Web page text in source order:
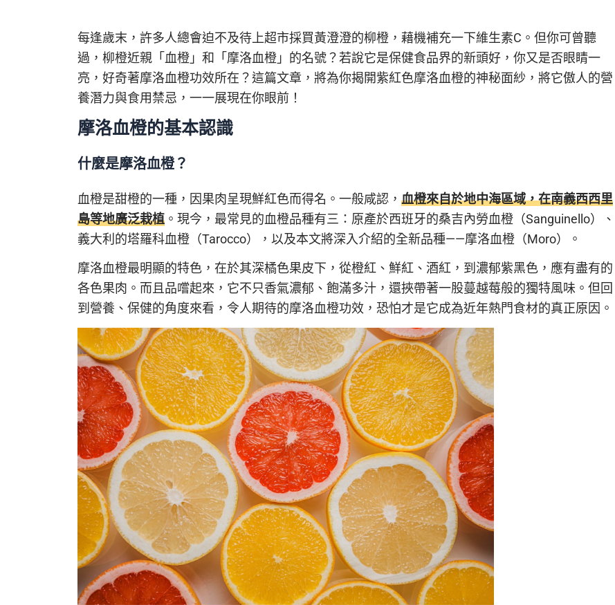
每逢歲末，許多人總會迫不及待上超市採買黃澄澄的柳橙，藉機補充一下維生素C。但你可曾聽
過，柳橙近親「血橙」和「摩洛血橙」的名號？若說它是保健食品界的新頭好，你又是否眼睛一
亮，好奇著摩洛血橙功效所在？這篇文章，將為你揭開紫紅色摩洛血橙的神秘面紗，將它傲人的營
養潛力與食用禁忌，一一展現在你眼前！
摩洛血橙的基本認識
什麼是摩洛血橙？
血橙是甜橙的一種，因果肉呈現鮮紅色而得名。一般咸認， 血橙來自於地中海區域，在南義西西里
島等地廣泛栽植 。現今，最常見的血橙品種有三：原產於西班牙的桑吉內勞血橙（Sanguinello）、
義大利的塔羅科血橙（Tarocco），以及本文將深入介紹的全新品種——摩洛血橙（Moro）。
摩洛血橙最明顯的特色，在於其深橘色果皮下，從橙紅、鮮紅、酒紅，到濃郁紫黑色，應有盡有的
各色果肉。而且品嚐起來，它不只香氣濃郁、飽滿多汁，還挾帶著一股蔓越莓般的獨特風味。但回
到營養、保健的角度來看，令人期待的摩洛血橙功效，恐怕才是它成為近年熱門食材的真正原因。